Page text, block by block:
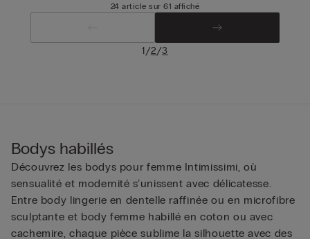
24 article sur 61 affiché
1/2/3
Bodys habillés
Découvrez les bodys pour femme Intimissimi, où
sensualité et modernité s’unissent avec délicatesse.
Entre body lingerie en dentelle raffinée ou en microfibre
sculptante et body femme habillé en coton ou avec
cachemire, chaque pièce sublime la silhouette avec des